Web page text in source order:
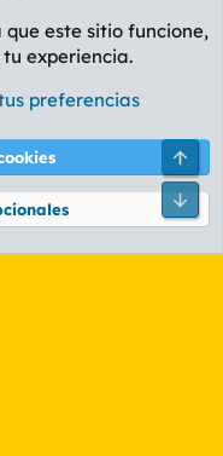
de privacidad Ayuda
XenForo Ltd.
que este sitio funcione,
experiencia.
preferencias
Pie